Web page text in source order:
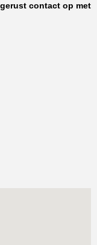
contact op met